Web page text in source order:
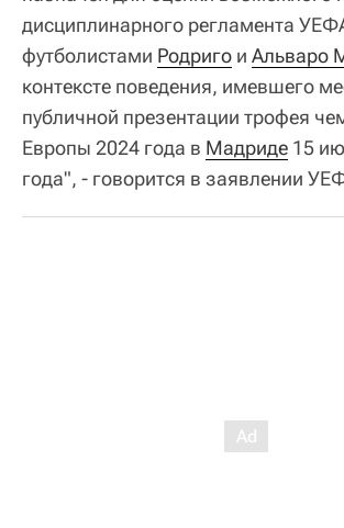
дисциплинарного регламента
футболистами Родриго и Альваро
контексте поведения, имевшего
публичной презентации трофея
Европы 2024 года в Мадриде 15
года", - говорится в заявлении